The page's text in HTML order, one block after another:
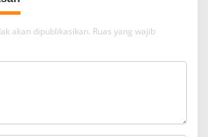
akan dipublikasikan. Ruas yang wajib